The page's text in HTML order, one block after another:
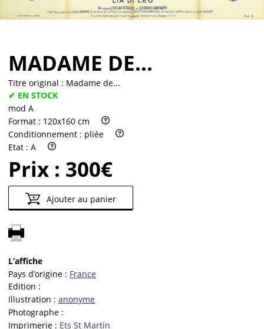
MADAME DE...
Titre original : Madame de...
✔ EN STOCK
mod A
Format : 120x160 cm
Conditionnement : pliée
Etat : A
Prix : 300€
Ajouter au panier
L’affiche
Pays d’origine : France
Edition :
Illustration : anonyme
Photographe :
Imprimerie : Ets St Martin